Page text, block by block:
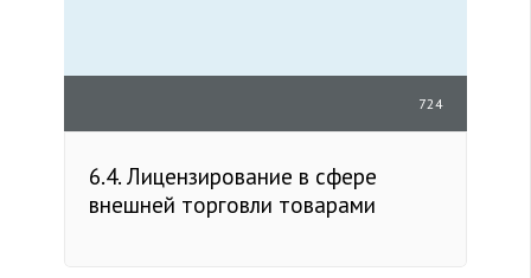
724
6.4. Лицензирование в сфере
внешней торговли товарами